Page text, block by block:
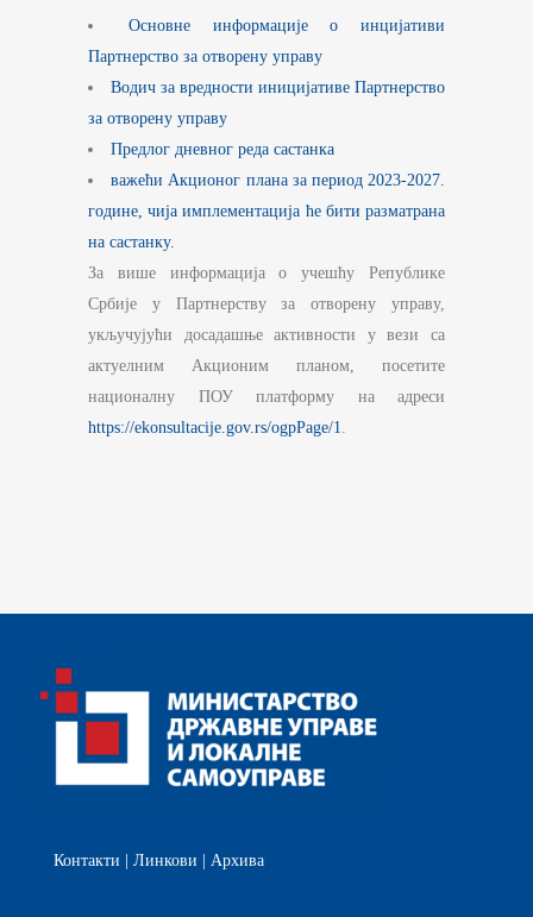
Основне информације о инцијативи
Партнерство за отворену управу
Водич за вредности иницијативе Партнерство
за отворену управу
Предлог дневног реда састанка
важећи Акционог плана за период 2023-2027.
године, чија имплементација ће бити разматрана
на састанку.
За више информација о учешћу Републике
Србије у Партнерству за отворену управу,
укључујући досадашње активности у вези са
актуелним Акционим планом, посетите
националну ПОУ платформу на адреси
https://ekonsultacije.gov.rs/ogpPage/1.
Контакти Линкови Архива